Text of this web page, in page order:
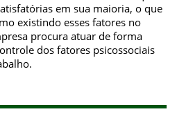
em sua maioria, o que
existindo esses fatores no
procura atuar de forma
dos fatores psicossociais